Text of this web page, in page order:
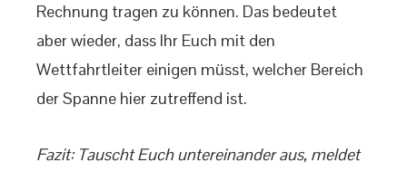
Rechnung tragen zu können. Das bedeutet
aber wieder, dass Ihr Euch mit den
Wettfahrtleiter einigen müsst, welcher Bereich
der Spanne hier zutreffend ist.
Fazit: Tauscht Euch untereinander aus, meldet